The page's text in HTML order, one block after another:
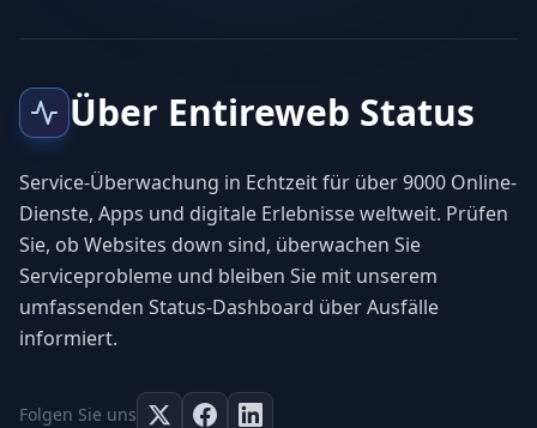
Über Entireweb Status
Service-Überwachung in Echtzeit für über 9000 Online-
Dienste, Apps und digitale Erlebnisse weltweit. Prüfen
Sie, ob Websites down sind, überwachen Sie
Serviceprobleme und bleiben Sie mit unserem
umfassenden Status-Dashboard über Ausfälle
informiert.
Folgen Sie uns